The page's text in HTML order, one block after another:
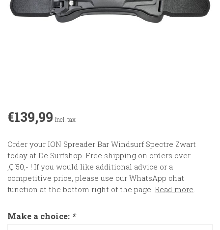
€139,99 Incl. tax
Order your ION Spreader Bar Windsurf Spectre Zwart
today at De Surfshop. Free shipping on orders over
‚Ç¨50,- ! If you would like additional advice or a
competitive price, please use our WhatsApp chat
function at the bottom right of the page! Read more.
Make a choice: *